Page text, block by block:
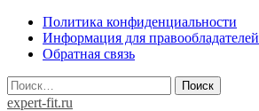
Skip
content
Политика конфиденциальности
Информация для правообладателей
Обратная связь
Найти:
expert-fit.ru